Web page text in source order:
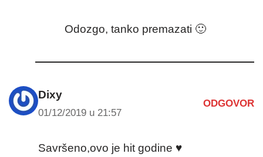
Odozgo, tanko premazati 🙂
Dixy
01/12/2019 u 21:57
ODGOVOR
Savršeno,ovo je hit godine ♥